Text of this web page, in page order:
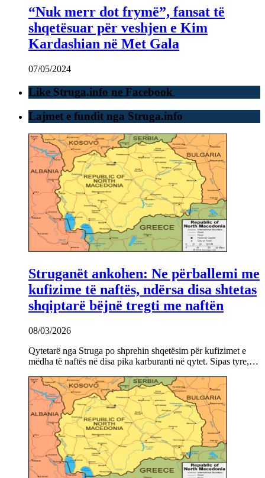
“Nuk merr dot frymë”, fansat të
shqetësuar për veshjen e Kim
Kardashian në Met Gala
07/05/2024
Like Struga.info ne Facebook
Lajmet e fundit nga Struga.info
Struganët ankohen: Ne përballemi me
kufizime të naftës, ndërsa disa shtetas
shqiptarë bëjnë tregti me naftën
08/03/2026
Qytetarë nga Struga po shprehin shqetësim për kufizimet e
mëdha të naftës në disa pika karburanti në qytet. Sipas tyre,…